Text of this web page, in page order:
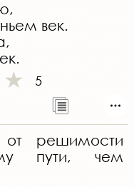
век.
5
решимости
пути, чем